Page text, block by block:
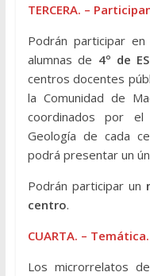
TERCERA. –
Podrán participar
alumnas de 4º de
centros docentes
la Comunidad de
coordinados por
Geología de cada
podrá presentar un
Podrán participar un
centro.
CUARTA. – Temática.
Los microrrelatos